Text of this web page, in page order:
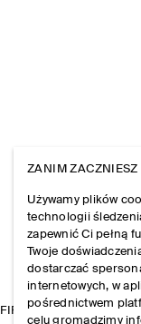
FIRMA
ZANIM ZACZNIESZ
Używamy plików
technologii
zapewnić Ci pełną
Twoje
dostarczać
internetowych, w
pośrednictwem
celu gromadzimy